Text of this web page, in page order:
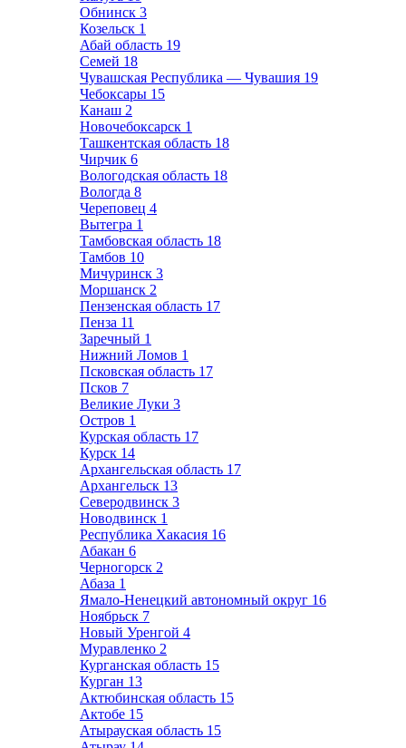
Обнинск 3
Козельск 1
Абай область 19
Семей 18
Чувашская Республика — Чувашия 19
Чебоксары 15
Канаш 2
Новочебоксарск 1
Ташкентская область 18
Чирчик 6
Вологодская область 18
Вологда 8
Череповец 4
Вытегра 1
Тамбовская область 18
Тамбов 10
Мичуринск 3
Моршанск 2
Пензенская область 17
Пенза 11
Заречный 1
Нижний Ломов 1
Псковская область 17
Псков 7
Великие Луки 3
Остров 1
Курская область 17
Курск 14
Архангельская область 17
Архангельск 13
Северодвинск 3
Новодвинск 1
Республика Хакасия 16
Абакан 6
Черногорск 2
Абаза 1
Ямало-Ненецкий автономный округ 16
Ноябрьск 7
Новый Уренгой 4
Муравленко 2
Курганская область 15
Курган 13
Актюбинская область 15
Актобе 15
Атырауская область 15